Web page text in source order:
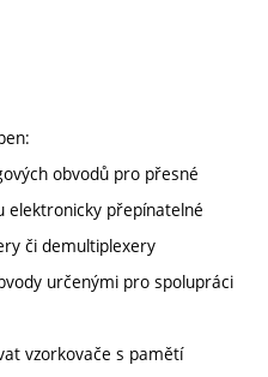
obvodů pro přesné
elektronicky přepínatelné
či demultiplexery
určenými pro spolupráci
vzorkovače s pamětí